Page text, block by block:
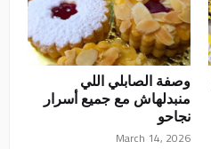
وصفة الصابلي اللي
منبدلهاش مع جميع أسرار
نجاحو
March 14, 2026